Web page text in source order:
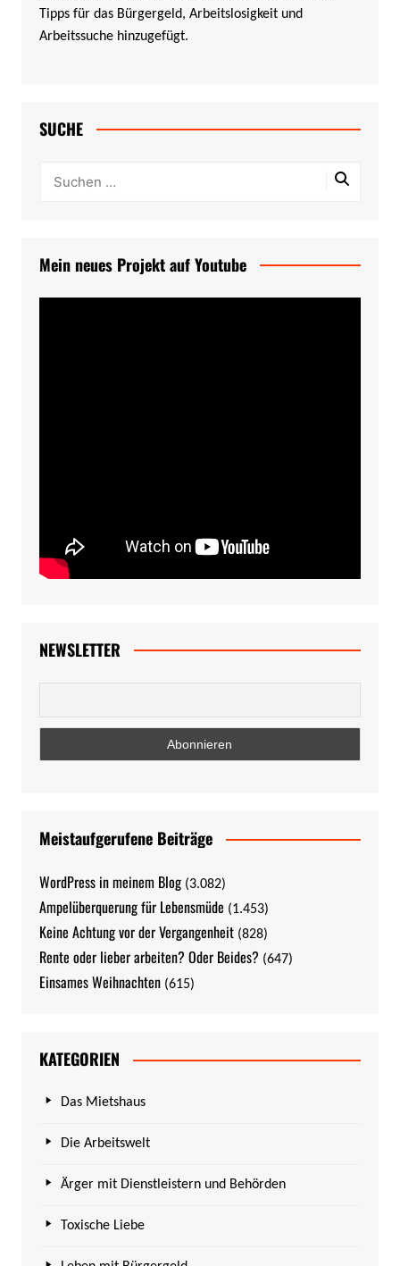
Tipps für das Bürgergeld, Arbeitslosigkeit und
Arbeitssuche hinzugefügt.
SUCHE
Mein neues Projekt auf Youtube
NEWSLETTER
Meistaufgerufene Beiträge
WordPress in meinem Blog (3.082)
Ampelüberquerung für Lebensmüde (1.453)
Keine Achtung vor der Vergangenheit (828)
Rente oder lieber arbeiten? Oder Beides? (647)
Einsames Weihnachten (615)
KATEGORIEN
Das Mietshaus
Die Arbeitswelt
Ärger mit Dienstleistern und Behörden
Toxische Liebe